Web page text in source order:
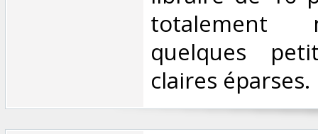
totalement
quelques
claires éparses. ‎